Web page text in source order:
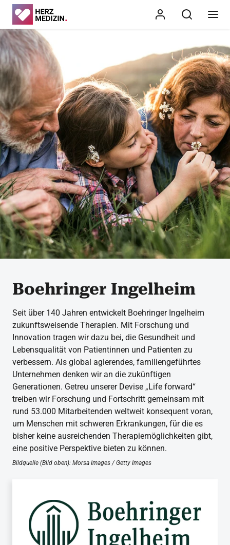
Boehringer Ingelheim
Seit über 140 Jahren entwickelt Boehringer Ingelheim
zukunftsweisende Therapien. Mit Forschung und
Innovation tragen wir dazu bei, die Gesundheit und
Lebensqualität von Patientinnen und Patienten zu
verbessern. Als global agierendes, familiengeführtes
Unternehmen denken wir an die zukünftigen
Generationen. Getreu unserer Devise „Life forward“
treiben wir Forschung und Fortschritt gemeinsam mit
rund 53.000 Mitarbeitenden weltweit konsequent voran,
um Menschen mit schweren Erkrankungen, für die es
bisher keine ausreichenden Therapiemöglichkeiten gibt,
eine positive Perspektive bieten zu können.
Bildquelle (Bild oben): Morsa Images / Getty Images